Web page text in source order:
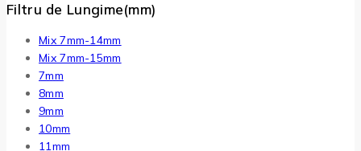
Filtru de Lungime(mm)
Mix 7mm-14mm
Mix 7mm-15mm
7mm
8mm
9mm
10mm
11mm